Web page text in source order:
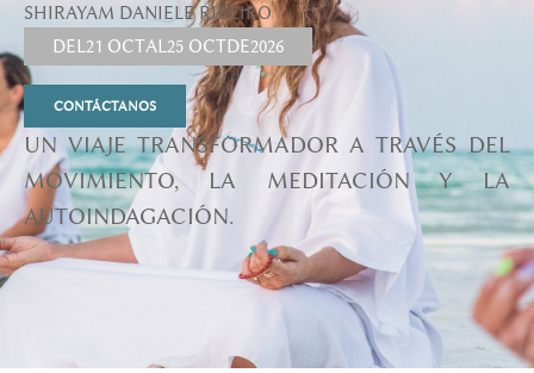
SHIRAYAM DANIELE RIBEIRO
DEL21 OCTAL25 OCTDE2026
CONTÁCTANOS
UN VIAJE TRANSFORMADOR A TRAVÉS DEL
MOVIMIENTO, LA MEDITACIÓN Y LA
AUTOINDAGACIÓN.